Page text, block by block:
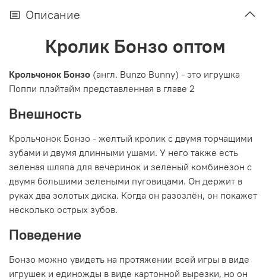
Описание
Кролик Бонзо оптом
Крольчонок Бонзо (англ. Bunzo Bunny) - это игрушка
Поппи плэйтайм представленная в главе 2
Внешность
Крольчонок Бонзо - желтый кролик с двумя торчащими
зубами и двумя длинными ушами. У него также есть
зеленая шляпа для вечеринок и зеленый комбинезон с
двумя большими зелеными пуговицами. Он держит в
руках два золотых диска. Когда он разозлён, он покажет
несколько острых зубов.
Поведение
Бонзо можно увидеть на протяжении всей игры в виде
игрушек и единожды в виде картонной вырезки, но он